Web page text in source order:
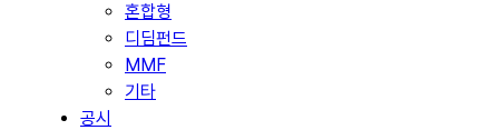
혼합형
디딤펀드
MMF
기타
공시